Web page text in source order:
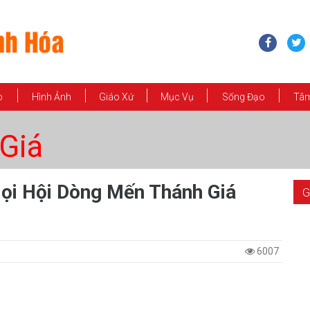
Hình Ảnh Giáo Xứ Mục Vụ Sống Đạo
Hội Dòng Mến Thánh Giá
6007